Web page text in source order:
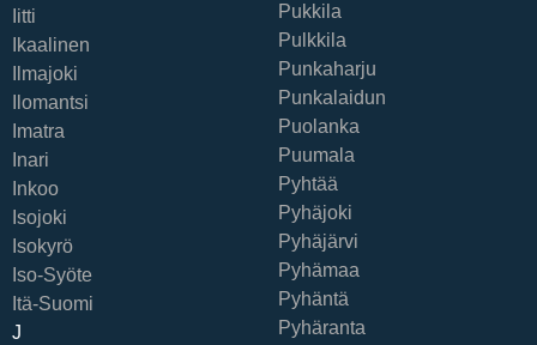
Iitti
Ikaalinen
Ilmajoki
Ilomantsi
Imatra
Inari
Inkoo
Isojoki
Isokyrö
Iso-Syöte
Itä-Suomi
J
Pukkila
Pulkkila
Punkaharju
Punkalaidun
Puolanka
Puumala
Pyhtää
Pyhäjoki
Pyhäjärvi
Pyhämaa
Pyhäntä
Pyhäranta